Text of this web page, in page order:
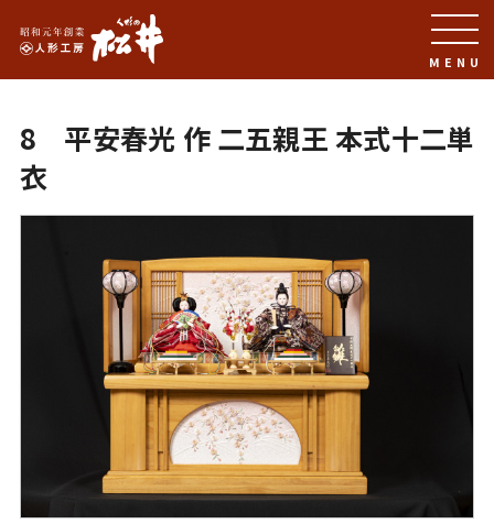
MENU
8 平安春光 作 二五親王 本式十二単
衣